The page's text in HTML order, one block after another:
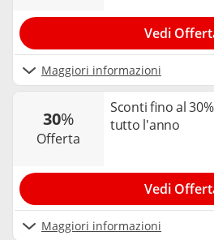
Maggiori informazioni
Vedi
30%
offerta
Sconti fino al
tutto l'anno
Maggiori informazioni
Vedi